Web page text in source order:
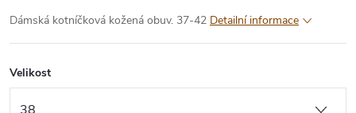
Dámská kotníčková kožená obuv. 37-42 Detailní informace
Velikost